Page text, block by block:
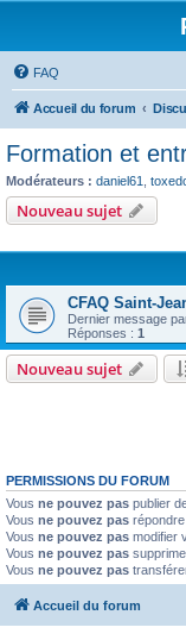
FAQ
Accueil du forum
Formation et
Modérateurs : daniel61
Nouveau sujet
CFAQ Saint-
Dernier message
Réponses : 1
Nouveau sujet
PERMISSIONS DU FORUM
Vous ne pouvez pas publier
Vous ne pouvez pas
Vous ne pouvez pas modifier
Vous ne pouvez pas
Vous ne pouvez pas
Accueil du forum